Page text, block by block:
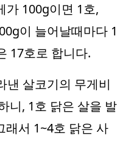
가 100g이면 1호,
이 늘어날때마다 1
17호로 합니다.
낸 살코기의 무게비
니, 1호 닭은 살을 발
래서 1~4호 닭은 사